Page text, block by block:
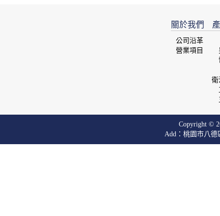
關於我們
公司沿革
營業項目
衛
Copyright ©
Add：桃園市八